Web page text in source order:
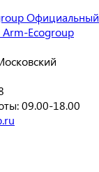
Официальный
09.00-18.00